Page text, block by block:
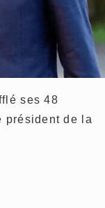
ses 48
président de la